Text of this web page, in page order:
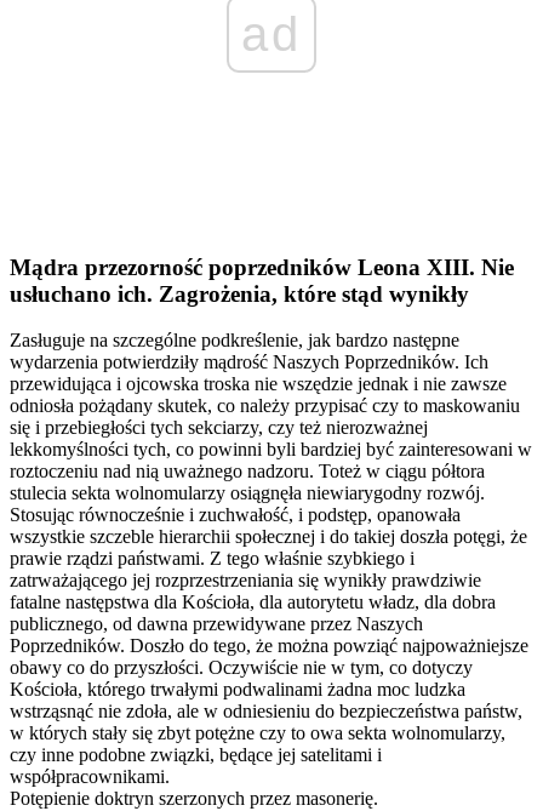
ad
Mądra przezorność poprzedników Leona XIII. Nie
usłuchano ich. Zagrożenia, które stąd wynikły
Zasługuje na szczególne podkreślenie, jak bardzo następne
wydarzenia potwierdziły mądrość Naszych Poprzedników. Ich
przewidująca i ojcowska troska nie wszędzie jednak i nie zawsze
odniosła pożądany skutek, co należy przypisać czy to maskowaniu
się i przebiegłości tych sekciarzy, czy też nierozważnej
lekkomyślności tych, co powinni byli bardziej być zainteresowani w
roztoczeniu nad nią uważnego nadzoru. Toteż w ciągu półtora
stulecia sekta wolnomularzy osiągnęła niewiarygodny rozwój.
Stosując równocześnie i zuchwałość, i podstęp, opanowała
wszystkie szczeble hierarchii społecznej i do takiej doszła potęgi, że
prawie rządzi państwami. Z tego właśnie szybkiego i
zatrważającego jej rozprzestrzeniania się wynikły prawdziwie
fatalne następstwa dla Kościoła, dla autorytetu władz, dla dobra
publicznego, od dawna przewidywane przez Naszych
Poprzedników. Doszło do tego, że można powziąć najpoważniejsze
obawy co do przyszłości. Oczywiście nie w tym, co dotyczy
Kościoła, którego trwałymi podwalinami żadna moc ludzka
wstrząsnąć nie zdoła, ale w odniesieniu do bezpieczeństwa państw,
w których stały się zbyt potężne czy to owa sekta wolnomularzy,
czy inne podobne związki, będące jej satelitami i
współpracownikami.
Potępienie doktryn szerzonych przez masonerię.